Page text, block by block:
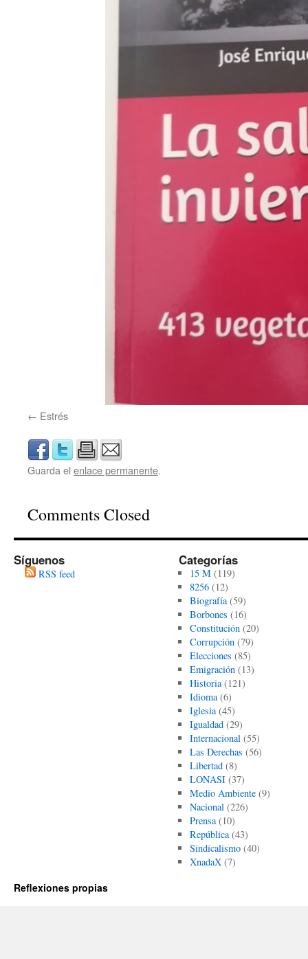
Estrés
Guarda el enlace permanente.
Comments Closed
Síguenos
RSS feed
Categorías
15 M(119)
8256(12)
Biografía(59)
Borbones (16)
Constitución(20)
Corrupción(79)
Elecciones (85)
Emigración(13)
Historia(121)
Idioma(6)
Iglesia(45)
Igualdad(29)
Internacional(55)
Las Derechas (56)
Libertad(8)
LONASI(37)
Medio Ambiente(9)
Nacional(226)
Prensa(10)
República(43)
Sindicalismo(40)
XnadaX(7)
Reflexiones propias